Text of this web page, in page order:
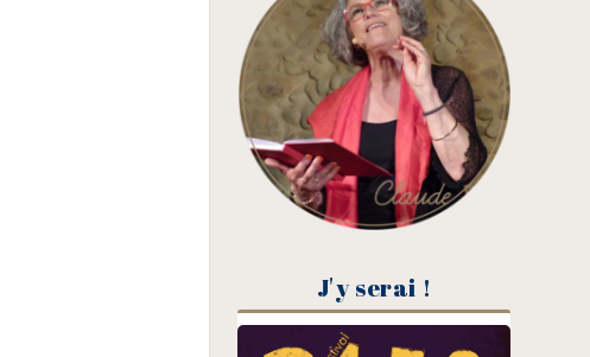
J'y serai !